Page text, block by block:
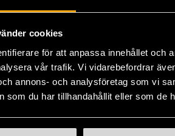
cookies
för att anpassa innehållet och
vår trafik. Vi vidarebefordrar
annons- och analysföretag som vi
som du har tillhandahållit eller som de